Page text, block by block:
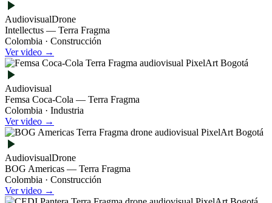
AudiovisualDrone
Intellectus — Terra Fragma
Colombia · Construcción
Ver video →
Audiovisual
Femsa Coca-Cola — Terra Fragma
Colombia · Industria
Ver video →
AudiovisualDrone
BOG Americas — Terra Fragma
Colombia · Construcción
Ver video →